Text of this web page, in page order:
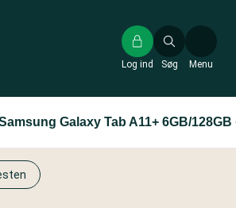
Søg
Log ind Menu
Galaxy Tab A11+ 6GB/128GB